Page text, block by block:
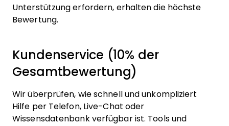
Unterstützung erfordern, erhalten die höchste
Bewertung.
Kundenservice (10% der
Gesamtbewertung)
Wir überprüfen, wie schnell und unkompliziert
Hilfe per Telefon, Live-Chat oder
Wissensdatenbank verfügbar ist. Tools und